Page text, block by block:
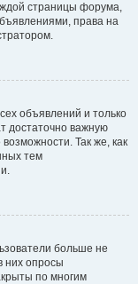
страницы форума,
права на
объявлений и только
достаточно важную
Так же, как
тем
больше не
них опросы
по многим